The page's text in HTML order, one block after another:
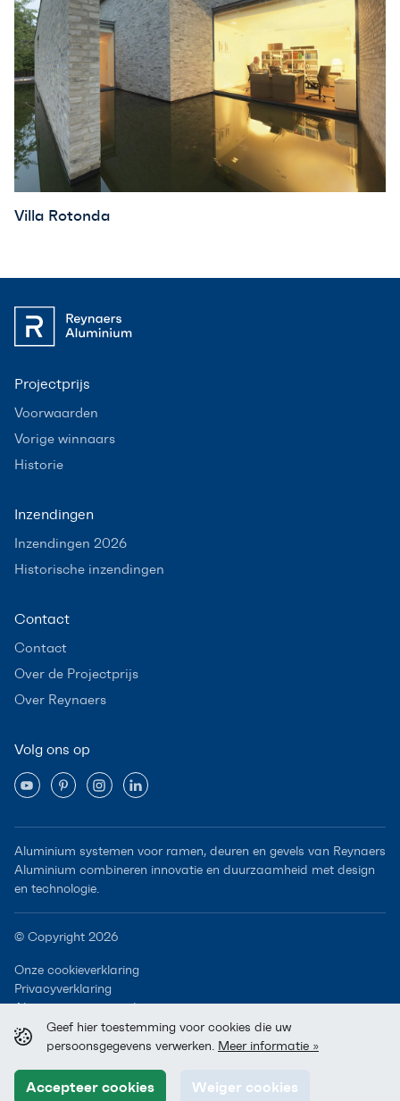
Geef hier toestemming voor cookies die uw
persoonsgegevens verwerken. Meer informatie »
Accepteer cookies Weiger cookies
Villa Rotonda
Projectprijs
Voorwaarden
Vorige winnaars
Historie
Inzendingen
Inzendingen 2026
Historische inzendingen
Contact
Contact
Over de Projectprijs
Over Reynaers
Volg ons op
Aluminium systemen voor ramen, deuren en gevels van Reynaers
Aluminium combineren innovatie en duurzaamheid met design
en technologie.
© Copyright 2026
Onze cookieverklaring
Privacyverklaring
Algemene voorwaarden
A Reynaers Group Company